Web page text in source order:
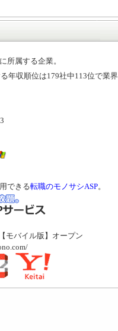
所属する企業。
年収順位は179社中113位で業界
できる転職のモノサシASP。
モバイル版】オープン